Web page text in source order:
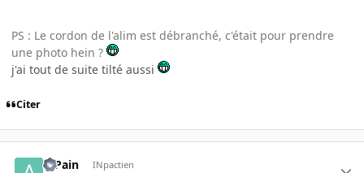
PS : Le cordon de l'alim est débranché, c'était pour prendre
une photo hein ?
j'ai tout de suite tilté aussi
Citer
atPain INpactien